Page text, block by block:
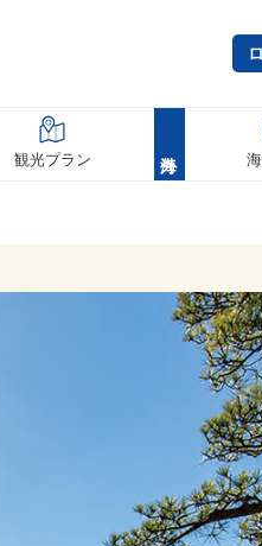
観光プラン